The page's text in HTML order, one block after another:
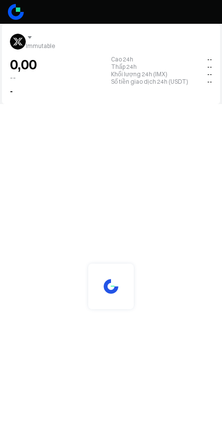
Immutable
0,00
--
-
Cao 24h
--
Thấp 24h
--
Khối lượng 24h (IMX)
--
Số tiền giao dịch 24h (USDT)
--